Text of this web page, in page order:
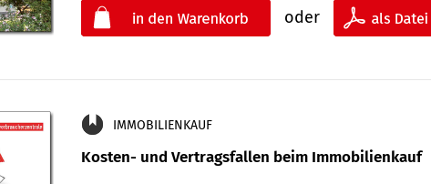
oder
IMMOBILIENKAUF
Kosten- und Vertragsfallen beim Immobilienkauf